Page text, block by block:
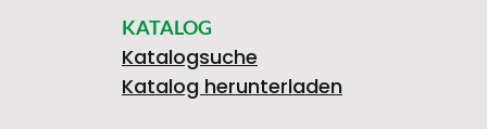
KATALOG
Katalogsuche
Katalog herunterladen